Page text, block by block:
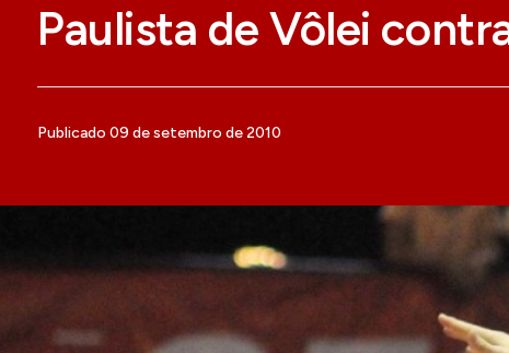
Paulista de Vôlei
Publicado 09 de setembro de 2010